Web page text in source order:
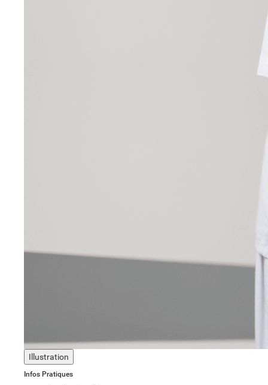
Illustration
Infos Pratiques